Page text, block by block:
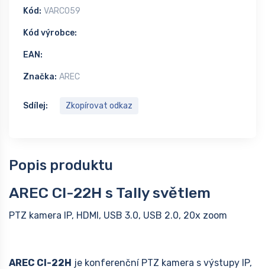
Kód: VARC059
Kód výrobce:
EAN:
Značka: AREC
Sdílej: Zkopírovat odkaz
Popis produktu
AREC CI-22H s Tally světlem
PTZ kamera IP, HDMI, USB 3.0, USB 2.0, 20x zoom
AREC CI-22H je konferenční PTZ kamera s výstupy IP,